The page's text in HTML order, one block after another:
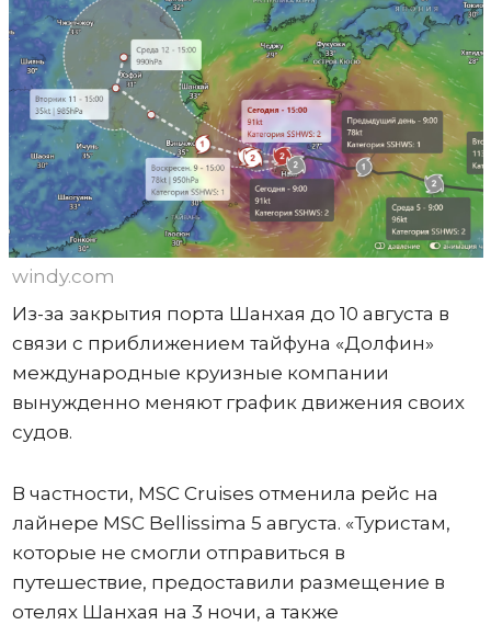
windy.com
Из-за закрытия порта Шанхая до 10 августа в
связи с приближением тайфуна «Долфин»
международные круизные компании
вынужденно меняют график движения своих
судов.
В частности, MSC Cruises отменила рейс на
лайнере MSC Bellissima 5 августа. «Туристам,
которые не смогли отправиться в
путешествие, предоставили размещение в
отелях Шанхая на 3 ночи, а также